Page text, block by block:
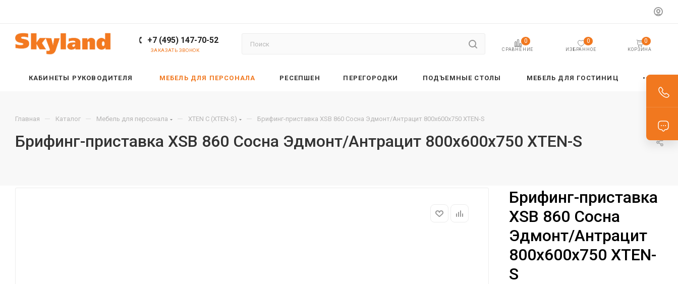
+7 (495) 147-70-52
ЗАКАЗАТЬ ЗВОНОК СРАВНЕНИЕ
0
ИЗБРАННОЕ
0
КОРЗИНА
0
КАБИНЕТЫ РУКОВОДИТЕЛЯ МЕБЕЛЬ ДЛЯ ПЕРСОНАЛА РЕСЕПШЕН ПЕРЕГОРОДКИ ПОДЪЕМНЫЕ СТОЛЫ МЕБЕЛЬ ДЛЯ ГОСТИНИЦ
Главная — Каталог — Мебель для персонала — XTEN С (XTEN-S) — Брифинг-приставка XSB 860 Сосна Эдмонт/Антрацит 800х600х750 XTEN-S
Брифинг-приставка XSB 860 Сосна Эдмонт/Антрацит 800х600х750 XTEN-S
Брифинг-приставка
XSB 860 Сосна
Эдмонт/Антрацит
800х600х750 XTEN-
S